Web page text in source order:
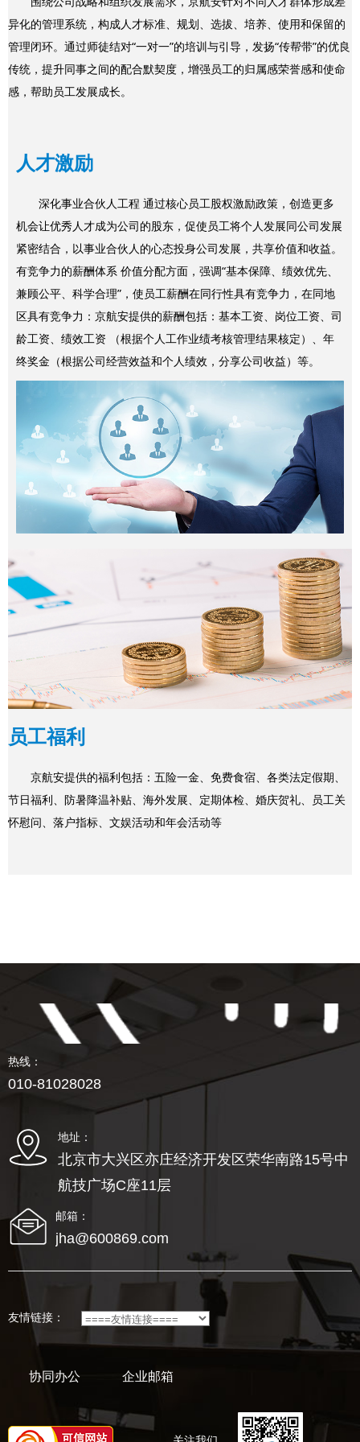
异化的管理系统，构成人才标准、规划、选拔、培养、使用和保留的
管理闭环。通过师徒结对“一对一”的培训与引导，发扬“传帮带”的优良
传统，提升同事之间的配合默契度，增强员工的归属感荣誉感和使命
感，帮助员工发展成长。
人才激励
深化事业合伙人工程 通过核心员工股权激励政策，创造更多
机会让优秀人才成为公司的股东，促使员工将个人发展同公司发展
紧密结合，以事业合伙人的心态投身公司发展，共享价值和收益。
有竞争力的薪酬体系 价值分配方面，强调“基本保障、绩效优先、
兼顾公平、科学合理”，使员工薪酬在同行性具有竞争力，在同地
区具有竞争力：京航安提供的薪酬包括：基本工资、岗位工资、司
龄工资、绩效工资 （根据个人工作业绩考核管理结果核定）、年
终奖金（根据公司经营效益和个人绩效，分享公司收益）等。
员工福利
京航安提供的福利包括：五险一金、免费食宿、各类法定假期、
节日福利、防暑降温补贴、海外发展、定期体检、婚庆贺礼、员工关
怀慰问、落户指标、文娱活动和年会活动等
热线：
010-81028028
地址：
北京市大兴区亦庄经济开发区荣华南路15号中
航技广场C座11层
邮箱：
jha@600869.com
友情链接：
协同办公 企业邮箱